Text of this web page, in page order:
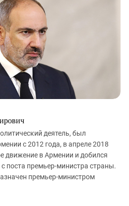
ЗАСТАВЛЯЕТ
КАВКАЗ ЗА ПАЛЕСТИНУ
ИНАКОМЫСЛИЕ В ЧЕЧНЕ
ПРЕСЛЕДОВАНИЕ АКТИВИСТОВ
МОБИЛИЗАЦИЯ И ПРОТЕСТЫ
деятель, был
с 2012 года, в апреле 2018
движение в Армении и добился
поста премьер-министра страны.
премьер-министром